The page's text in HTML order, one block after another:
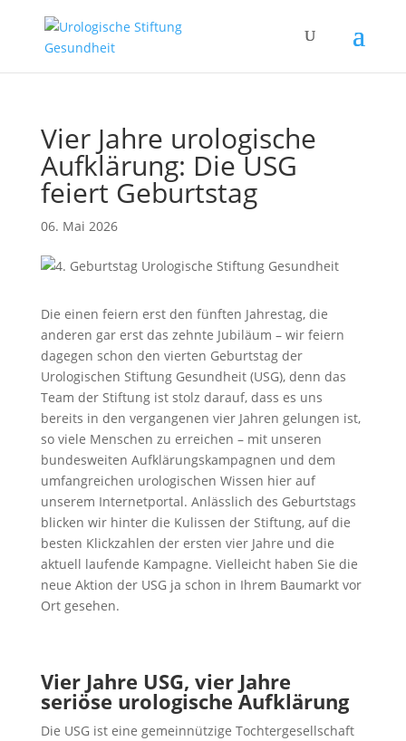
Vier Jahre urologische
Aufklärung: Die USG
feiert Geburtstag
06. Mai 2026
Die einen feiern erst den fünften Jahrestag, die
anderen gar erst das zehnte Jubiläum – wir feiern
dagegen schon den vierten Geburtstag der
Urologischen Stiftung Gesundheit (USG), denn das
Team der Stiftung ist stolz darauf, dass es uns
bereits in den vergangenen vier Jahren gelungen ist,
so viele Menschen zu erreichen – mit unseren
bundesweiten Aufklärungskampagnen und dem
umfangreichen urologischen Wissen hier auf
unserem Internetportal. Anlässlich des Geburtstags
blicken wir hinter die Kulissen der Stiftung, auf die
besten Klickzahlen der ersten vier Jahre und die
aktuell laufende Kampagne. Vielleicht haben Sie die
neue Aktion der USG ja schon in Ihrem Baumarkt vor
Ort gesehen.
Vier Jahre USG, vier Jahre
seriöse urologische Aufklärung
Die USG ist eine gemeinnützige Tochtergesellschaft